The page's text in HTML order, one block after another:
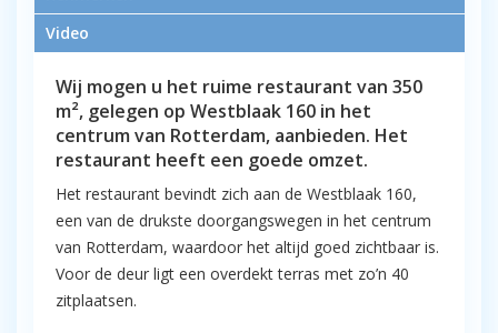
Centrum van Rotterdam
Video
Wij mogen u het ruime restaurant van 350
m², gelegen op Westblaak 160 in het
centrum van Rotterdam, aanbieden. Het
restaurant heeft een goede omzet.
Het restaurant bevindt zich aan de Westblaak 160,
een van de drukste doorgangswegen in het centrum
van Rotterdam, waardoor het altijd goed zichtbaar is.
Voor de deur ligt een overdekt terras met zo’n 40
zitplaatsen.